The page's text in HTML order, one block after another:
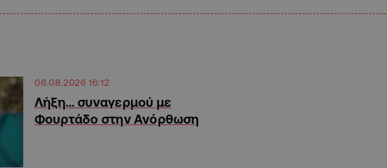
06.08.2026 16:12
Λήξη… συναγερμού με
Φουρτάδο στην Ανόρθωση